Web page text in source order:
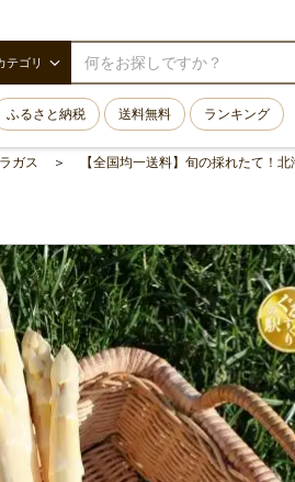
テゴリ
ふるさと納税 送料無料 ランキング
ガス 【全国均一送料】旬の採れたて！